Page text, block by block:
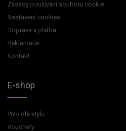
Zásady používání souboru cookie
Nastavení cookies
Doprava a platba
Reklamace
Kontakt
E-shop
Pivo dle stylu
Vouchery